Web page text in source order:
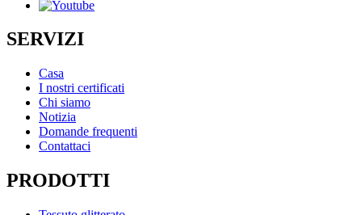
SERVIZI
Casa
I nostri certificati
Chi siamo
Notizia
Domande frequenti
Contattaci
PRODOTTI